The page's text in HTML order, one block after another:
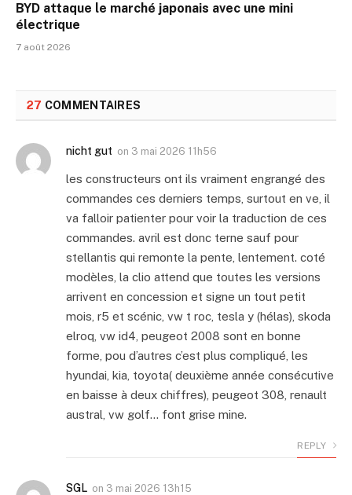
BYD attaque le marché japonais avec une mini
électrique
7 août 2026
27 COMMENTAIRES
nicht gut on 3 mai 2026 11h56
les constructeurs ont ils vraiment engrangé des
commandes ces derniers temps, surtout en ve, il
va falloir patienter pour voir la traduction de ces
commandes. avril est donc terne sauf pour
stellantis qui remonte la pente, lentement. coté
modèles, la clio attend que toutes les versions
arrivent en concession et signe un tout petit
mois, r5 et scénic, vw t roc, tesla y (hélas), skoda
elroq, vw id4, peugeot 2008 sont en bonne
forme, pou d’autres c’est plus compliqué, les
hyundai, kia, toyota( deuxième année consécutive
en baisse à deux chiffres), peugeot 308, renault
austral, vw golf… font grise mine.
REPLY
SGL on 3 mai 2026 13h15